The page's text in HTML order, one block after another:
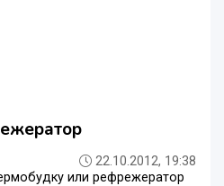
22.10.2012, 19:38
или рефрежератор